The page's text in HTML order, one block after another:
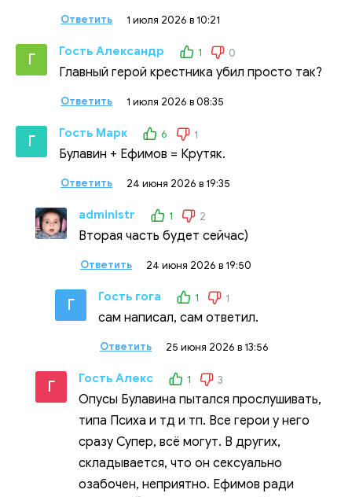
Ответить 1 июля 2026 в 10:21
Г Гость Александр 1 0
Главный герой крестника убил просто так?
Ответить 1 июля 2026 в 08:35
Г Гость Марк 6 1
Булавин + Ефимов = Крутяк.
Ответить 24 июня 2026 в 19:35
administr 1 2
Вторая часть будет сейчас)
Ответить 24 июня 2026 в 19:50
Г Гость гога 1 1
сам написал, сам ответил.
Ответить 25 июня 2026 в 13:56
Г Гость Алекс 1 3
Опусы Булавина пытался прослушивать,
типа Психа и тд и тп. Все герои у него
сразу Супер, всё могут. В других,
складывается, что он сексуально
озабочен, неприятно. Ефимов ради